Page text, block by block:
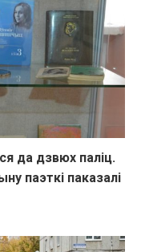
да дзвюх паліц.
паэткі паказалі